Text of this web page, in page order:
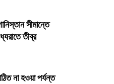
সীমান্তে
তীব্র
না হওয়া পর্যন্ত